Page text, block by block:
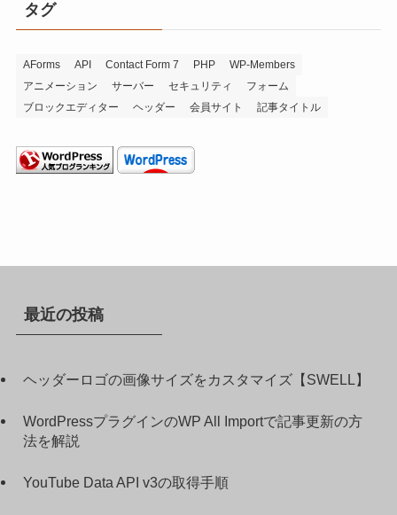
タグ
AForms API Contact Form 7 PHP
WP-Members
アニメーション
サーバー セキュリティ
フォーム
ブロックエディター
ヘッダー 会員サイト 記事タイトル
最近の投稿
ヘッダーロゴの画像サイズをカスタマイズ【SWELL】
WordPressプラグインのWP All Importで記事更新の方
法を解説
YouTube Data API v3の取得手順